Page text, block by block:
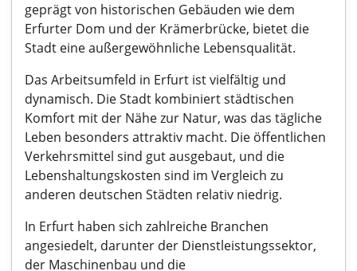
geprägt von historischen Gebäuden wie dem
Erfurter Dom und der Krämerbrücke, bietet die
Stadt eine außergewöhnliche Lebensqualität.
Das Arbeitsumfeld in Erfurt ist vielfältig und
dynamisch. Die Stadt kombiniert städtischen
Komfort mit der Nähe zur Natur, was das tägliche
Leben besonders attraktiv macht. Die öffentlichen
Verkehrsmittel sind gut ausgebaut, und die
Lebenshaltungskosten sind im Vergleich zu
anderen deutschen Städten relativ niedrig.
In Erfurt haben sich zahlreiche Branchen
angesiedelt, darunter der Dienstleistungssektor,
der Maschinenbau und die